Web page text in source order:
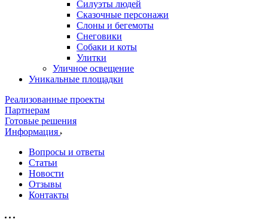
Силуэты людей
Сказочные персонажи
Слоны и бегемоты
Снеговики
Собаки и коты
Улитки
Уличное освещение
Уникальные площадки
Реализованные проекты
Партнерам
Готовые решения
Информация
Вопросы и ответы
Статьи
Новости
Отзывы
Контакты